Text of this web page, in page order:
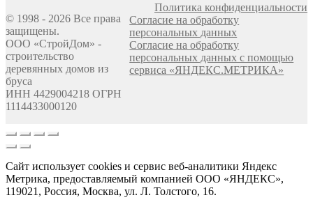
© 1998 - 2026 Все права
защищены.
ООО «СтройДом» -
строительство
деревянных домов из
бруса
ИНН 4429004218 ОГРН
1114433000120
Политика конфиденциальности
Согласие на обработку
персональных данных
Согласие на обработку
персональных данных с помощью
сервиса «ЯНДЕКС.МЕТРИКА»
Сайт использует cookies и сервис веб-аналитики Яндекс
Метрика, предоставляемый компанией ООО «ЯНДЕКС»,
119021, Россия, Москва, ул. Л. Толстого, 16.